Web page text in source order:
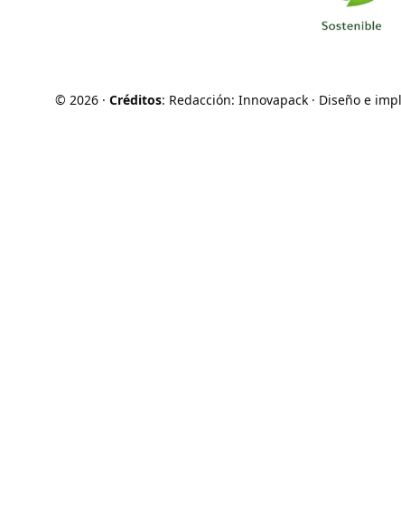
© 2026 · Créditos: Redacción: Innovapack · Diseño e